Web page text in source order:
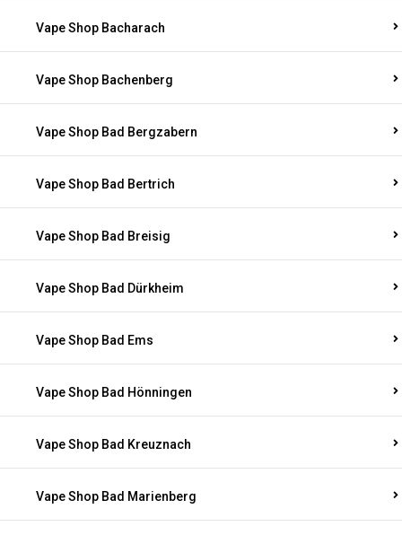
Vape Shop Bacharach
Vape Shop Bachenberg
Vape Shop Bad Bergzabern
Vape Shop Bad Bertrich
Vape Shop Bad Breisig
Vape Shop Bad Dürkheim
Vape Shop Bad Ems
Vape Shop Bad Hönningen
Vape Shop Bad Kreuznach
Vape Shop Bad Marienberg